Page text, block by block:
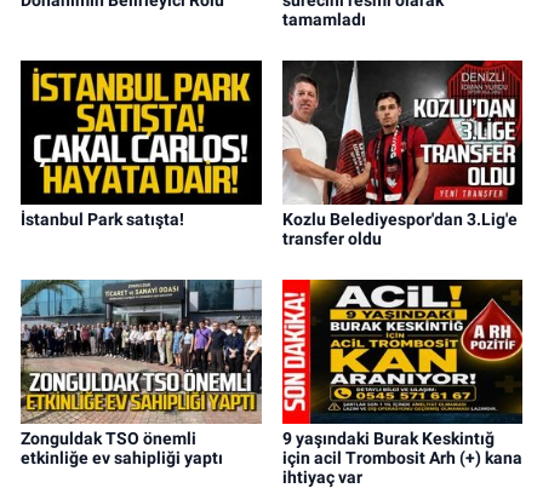
tamamladı
İstanbul Park satışta!
Kozlu Belediyespor'dan 3.Lig'e
transfer oldu
Zonguldak TSO önemli
etkinliğe ev sahipliği yaptı
9 yaşındaki Burak Keskintığ
için acil Trombosit Arh (+) kana
ihtiyaç var